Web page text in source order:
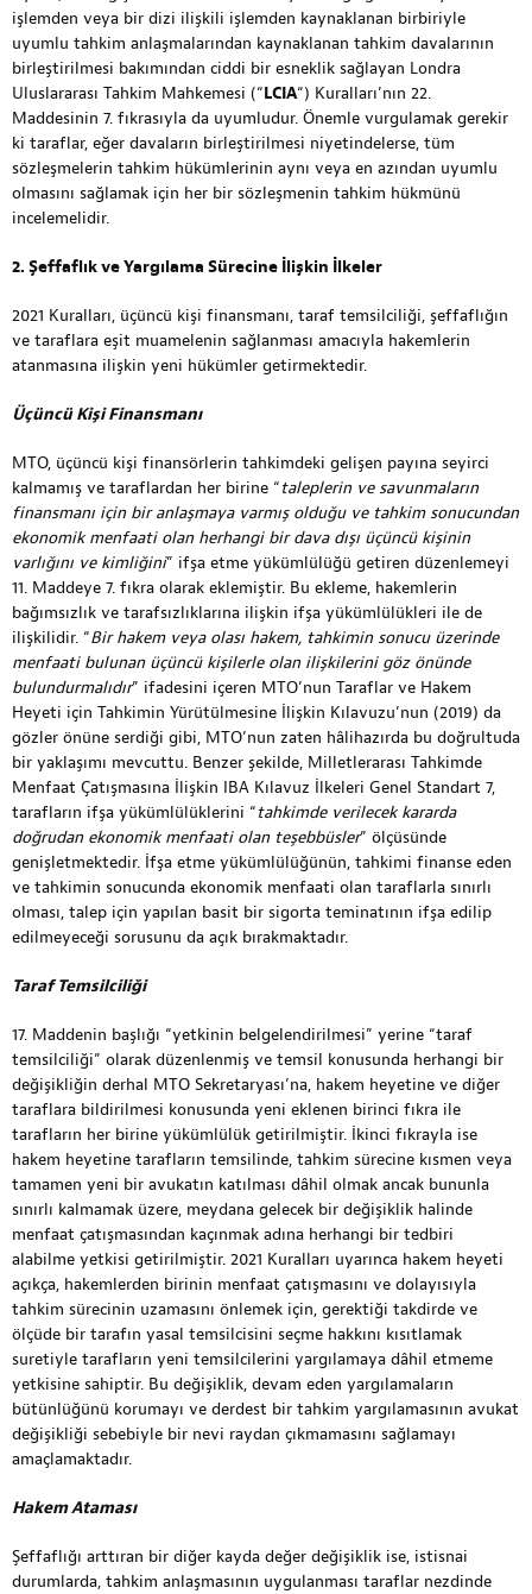
işlemden veya bir dizi ilişkili işlemden kaynaklanan birbiriyle
uyumlu tahkim anlaşmalarından kaynaklanan tahkim davalarının
birleştirilmesi bakımından ciddi bir esneklik sağlayan Londra
Uluslararası Tahkim Mahkemesi (“LCIA“) Kuralları’nın 22.
Maddesinin 7. fıkrasıyla da uyumludur. Önemle vurgulamak gerekir
ki taraflar, eğer davaların birleştirilmesi niyetindelerse, tüm
sözleşmelerin tahkim hükümlerinin aynı veya en azından uyumlu
olmasını sağlamak için her bir sözleşmenin tahkim hükmünü
incelemelidir.
2. Şeffaflık ve Yargılama Sürecine İlişkin İlkeler
2021 Kuralları, üçüncü kişi finansmanı, taraf temsilciliği, şeffaflığın
ve taraflara eşit muamelenin sağlanması amacıyla hakemlerin
atanmasına ilişkin yeni hükümler getirmektedir.
Üçüncü Kişi Finansmanı
MTO, üçüncü kişi finansörlerin tahkimdeki gelişen payına seyirci
kalmamış ve taraflardan her birine “taleplerin ve savunmaların
finansmanı için bir anlaşmaya varmış olduğu ve tahkim sonucundan
ekonomik menfaati olan herhangi bir dava dışı üçüncü kişinin
varlığını ve kimliğini” ifşa etme yükümlülüğü getiren düzenlemeyi
11. Maddeye 7. fıkra olarak eklemiştir. Bu ekleme, hakemlerin
bağımsızlık ve tarafsızlıklarına ilişkin ifşa yükümlülükleri ile de
ilişkilidir. “Bir hakem veya olası hakem, tahkimin sonucu üzerinde
menfaati bulunan üçüncü kişilerle olan ilişkilerini göz önünde
bulundurmalıdır” ifadesini içeren MTO’nun Taraflar ve Hakem
Heyeti için Tahkimin Yürütülmesine İlişkin Kılavuzu’nun (2019) da
gözler önüne serdiği gibi, MTO’nun zaten hâlihazırda bu doğrultuda
bir yaklaşımı mevcuttu. Benzer şekilde, Milletlerarası Tahkimde
Menfaat Çatışmasına İlişkin IBA Kılavuz İlkeleri Genel Standart 7,
tarafların ifşa yükümlülüklerini “tahkimde verilecek kararda
doğrudan ekonomik menfaati olan teşebbüsler” ölçüsünde
genişletmektedir. İfşa etme yükümlülüğünün, tahkimi finanse eden
ve tahkimin sonucunda ekonomik menfaati olan taraflarla sınırlı
olması, talep için yapılan basit bir sigorta teminatının ifşa edilip
edilmeyeceği sorusunu da açık bırakmaktadır.
Taraf Temsilciliği
17. Maddenin başlığı “yetkinin belgelendirilmesi” yerine “taraf
temsilciliği” olarak düzenlenmiş ve temsil konusunda herhangi bir
değişikliğin derhal MTO Sekretaryası’na, hakem heyetine ve diğer
taraflara bildirilmesi konusunda yeni eklenen birinci fıkra ile
tarafların her birine yükümlülük getirilmiştir. İkinci fıkrayla ise
hakem heyetine tarafların temsilinde, tahkim sürecine kısmen veya
tamamen yeni bir avukatın katılması dâhil olmak ancak bununla
sınırlı kalmamak üzere, meydana gelecek bir değişiklik halinde
menfaat çatışmasından kaçınmak adına herhangi bir tedbiri
alabilme yetkisi getirilmiştir. 2021 Kuralları uyarınca hakem heyeti
açıkça, hakemlerden birinin menfaat çatışmasını ve dolayısıyla
tahkim sürecinin uzamasını önlemek için, gerektiği takdirde ve
ölçüde bir tarafın yasal temsilcisini seçme hakkını kısıtlamak
suretiyle tarafların yeni temsilcilerini yargılamaya dâhil etmeme
yetkisine sahiptir. Bu değişiklik, devam eden yargılamaların
bütünlüğünü korumayı ve derdest bir tahkim yargılamasının avukat
değişikliği sebebiyle bir nevi raydan çıkmamasını sağlamayı
amaçlamaktadır.
Hakem Ataması
Şeffaflığı arttıran bir diğer kayda değer değişiklik ise, istisnai
durumlarda, tahkim anlaşmasının uygulanması taraflar nezdinde